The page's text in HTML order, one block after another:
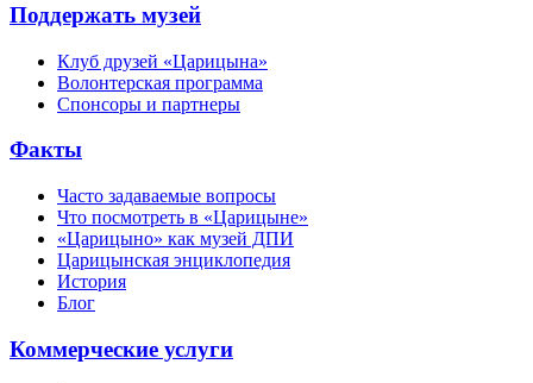
Поддержать музей
Клуб друзей «Царицына»
Волонтерская программа
Спонсоры и партнеры
Факты
Часто задаваемые вопросы
Что посмотреть в «Царицыне»
«Царицыно» как музей ДПИ
Царицынская энциклопедия
История
Блог
Коммерческие услуги